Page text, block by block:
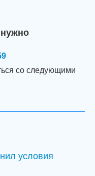
со следующими
условия